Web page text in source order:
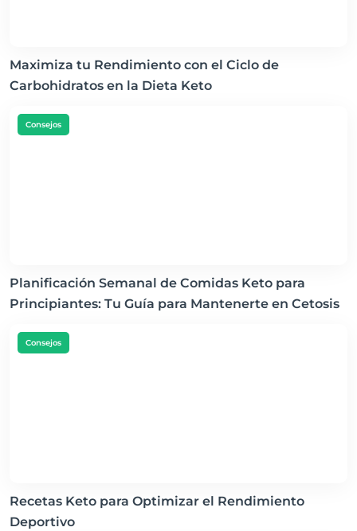
Maximiza tu Rendimiento con el Ciclo de
Carbohidratos en la Dieta Keto
Consejos
Planificación Semanal de Comidas Keto para
Principiantes: Tu Guía para Mantenerte en Cetosis
Consejos
Recetas Keto para Optimizar el Rendimiento
Deportivo